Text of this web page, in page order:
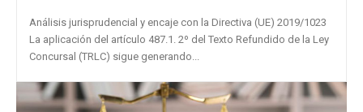
Análisis jurisprudencial y encaje con la Directiva (UE) 2019/1023
La aplicación del artículo 487.1. 2º del Texto Refundido de la Ley
Concursal (TRLC) sigue generando...